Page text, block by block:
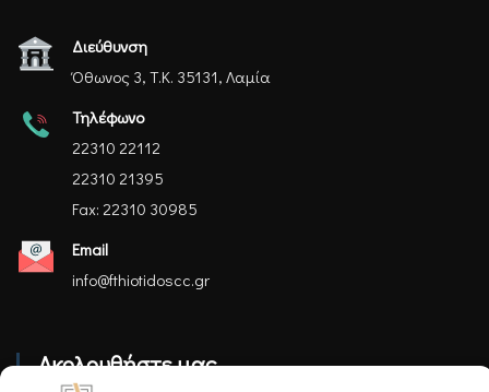
Διεύθυνση
Όθωνος 3, Τ.Κ. 35131, Λαμία
Τηλέφωνο
22310 22112
22310 21395
Fax: 22310 30985
Email
info@fthiotidoscc.gr
Ακολουθήστε μας